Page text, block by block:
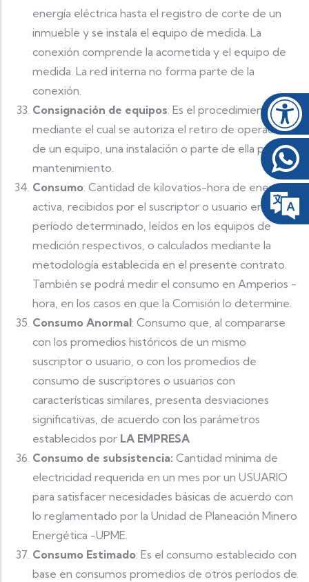
energía eléctrica hasta el registro de corte de un
inmueble y se instala el equipo de medida. La
conexión comprende la acometida y el equipo de
medida. La red interna no forma parte de la
conexión.
Consignación de equipos: Es el procedimiento
mediante el cual se autoriza el retiro de operación
de un equipo, una instalación o parte de ella para
mantenimiento.
Consumo: Cantidad de kilovatios-hora de energía
activa, recibidos por el suscriptor o usuario en un
período determinado, leídos en los equipos de
medición respectivos, o calculados mediante la
metodología establecida en el presente contrato.
También se podrá medir el consumo en Amperios -
hora, en los casos en que la Comisión lo determine.
Consumo Anormal: Consumo que, al compararse
con los promedios históricos de un mismo
suscriptor o usuario, o con los promedios de
consumo de suscriptores o usuarios con
características similares, presenta desviaciones
significativas, de acuerdo con los parámetros
establecidos por LA EMPRESA
Consumo de subsistencia: Cantidad mínima de
electricidad requerida en un mes por un USUARIO
para satisfacer necesidades básicas de acuerdo con
lo reglamentado por la Unidad de Planeación Minero
Energética -UPME.
Consumo Estimado: Es el consumo establecido con
base en consumos promedios de otros períodos de